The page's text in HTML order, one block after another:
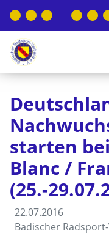
starten
Blanc /
(25.-
22.07.2016
Badischer